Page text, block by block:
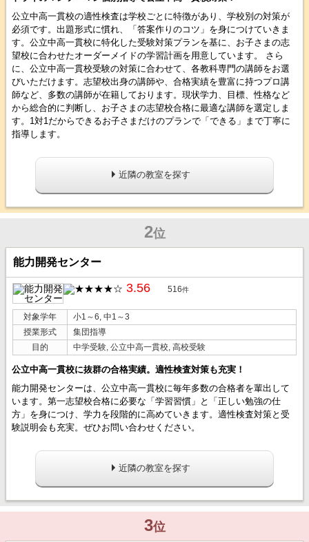
公立中高一貫校の適性検査は学校ごとに特徴があり、学校別の対策が
必須です。出題形式に慣れ、「答案作りのコツ」を身につけていきま
す。公立中高一貫校に特化した受験対策プランを基に、お子さまの志
望校に合わせたオーダーメイドの学習計画を用意しています。 さら
に、公立中高一貫校受験の対策に合わせて、各教科専門の講師をお選
びいただけます。志望校出身の講師や、合格実績を豊富に持つプロ講
師など、多数の講師が在籍しております。現状学力、目標、性格など
から総合的に判断し、お子さまの志望校合格に最適な講師を選定しま
す。1対1だからできるお子さまだけのプランで「できる」まで丁寧に
指導します。
近隣の教室を探す
2位
能力開発センター
3.56 516件
対象学年
小1～6, 中1～3
授業形式
集団指導
目的
中学受験, 公立中高一貫校, 高校受験
公立中高一貫校に抜群の合格実績。適性検査対策も充実！
能力開発センターは、公立中高一貫校に毎年多数の合格者を輩出して
います。第一志望校合格に必要な「学習習慣」と「正しい勉強の仕
方」を身につけ、学力を段階的に高めていきます。適性検査対策と受
験説明会も充実。ぜひお問い合わせください。
近隣の教室を探す
3位